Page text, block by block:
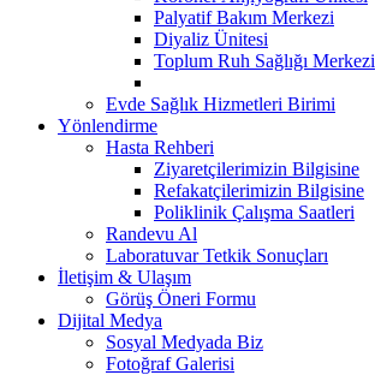
Palyatif Bakım Merkezi
Diyaliz Ünitesi
Toplum Ruh Sağlığı Merkezi
Evde Sağlık Hizmetleri Birimi
Yönlendirme
Hasta Rehberi
Ziyaretçilerimizin Bilgisine
Refakatçilerimizin Bilgisine
Poliklinik Çalışma Saatleri
Randevu Al
Laboratuvar Tetkik Sonuçları
İletişim & Ulaşım
Görüş Öneri Formu
Dijital Medya
Sosyal Medyada Biz
Fotoğraf Galerisi